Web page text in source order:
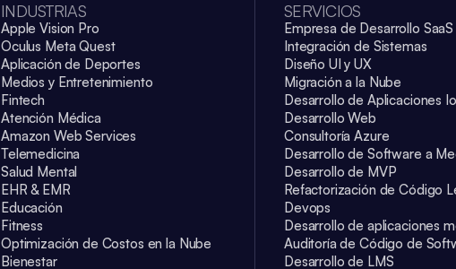
INDUSTRIAS
Apple Vision Pro
Oculus Meta Quest
Aplicación de Deportes
Medios y Entretenimiento
Fintech
Atención Médica
Amazon Web Services
Telemedicina
Salud Mental
EHR & EMR
Educación
Fitness
Optimización de Costos en la Nube
Bienestar
SERVICIOS
Empresa de Desarrollo SaaS
Integración de Sistemas
Diseño UI y UX
Migración a la Nube
Desarrollo de Aplicaciones
Desarrollo Web
Consultoría Azure
Desarrollo de Software a
Desarrollo de MVP
Refactorización de Código
Devops
Desarrollo de aplicaciones
Auditoría de Código de
Desarrollo de LMS